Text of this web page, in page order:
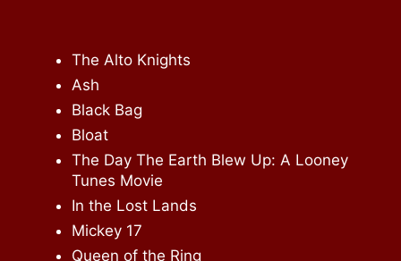
The Alto Knights
Ash
Black Bag
Bloat
The Day The Earth Blew Up: A Looney
Tunes Movie
In the Lost Lands
Mickey 17
Queen of the Ring